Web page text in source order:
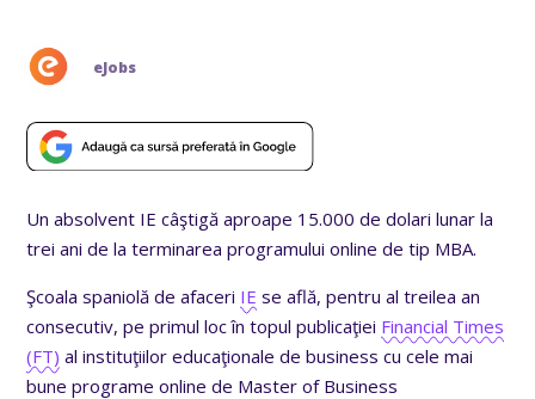
eJobs
Un absolvent IE câştigă aproape 15.000 de dolari lunar la
trei ani de la terminarea programului online de tip MBA.
Şcoala spaniolă de afaceri IE se află, pentru al treilea an
consecutiv, pe primul loc în topul publicaţiei Financial Times
(FT) al instituţiilor educaţionale de business cu cele mai
bune programe online de Master of Business